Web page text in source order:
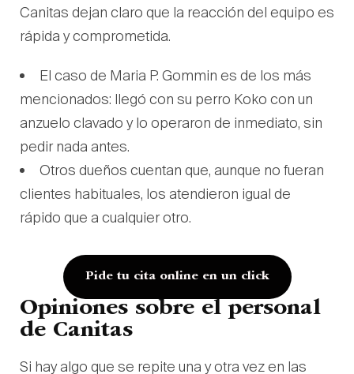
Canitas dejan claro que la reacción del equipo es
rápida y comprometida.
El caso de Maria P. Gommin es de los más
mencionados: llegó con su perro Koko con un
anzuelo clavado y lo operaron de inmediato, sin
pedir nada antes.
Otros dueños cuentan que, aunque no fueran
clientes habituales, los atendieron igual de
rápido que a cualquier otro.
Pide tu cita online en un click
Opiniones sobre el personal
de Canitas
Si hay algo que se repite una y otra vez en las